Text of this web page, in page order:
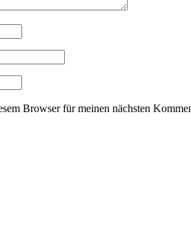
Browser für meinen nächsten